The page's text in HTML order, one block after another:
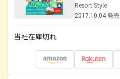
Resort Style
2017.10.04 発売
当社在庫切れ